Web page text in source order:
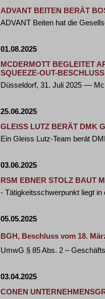
ADVANT BEITEN BERÄT
ADVANT Beiten hat die
01.08.2025
MCDERMOTT BEGLEITET
SQUEEZE-OUT-BESCHLUSS
Düsseldorf, 31. Juli 2025 ––
25.06.2025
GLEISS LUTZ BERÄT DMK
Ein Gleiss Lutz-Team berät
03.06.2025
RSM EBNER STOLZ BAUT
- Tätigkeitsschwerpunkt liegt
05.05.2025
BGH, Beschluss vom 18.
UmwG § 85 Abs. 2 –
03.04.2025
CONEN